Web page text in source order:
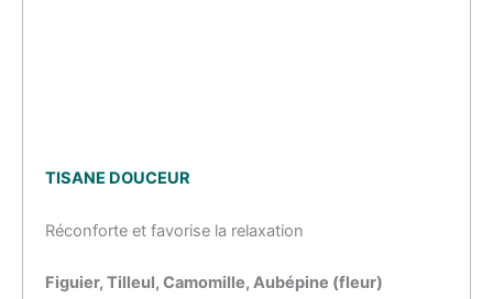
TISANE DOUCEUR
Réconforte et favorise la relaxation
Figuier, Tilleul, Camomille, Aubépine (fleur)